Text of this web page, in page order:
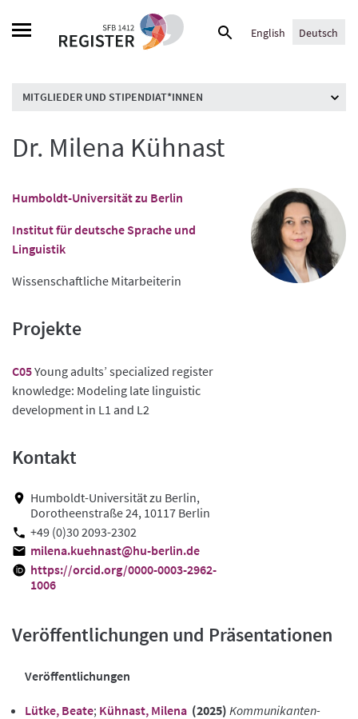
Suche
English Deutsch
MITGLIEDER UND STIPENDIAT*INNEN
Dr. Milena Kühnast
Humboldt-Universität zu Berlin
Institut für deutsche Sprache und
Linguistik
Wissenschaftliche Mitarbeiterin
Projekte
C05Young adults’ specialized register
knowledge: Modeling late linguistic
development in L1 and L2
Kontakt
Humboldt-Universität zu Berlin,
Dorotheenstraße 24, 10117 Berlin
+49 (0)30 2093-2302
milena.kuehnast@hu-berlin.de
https://orcid.org/0000-0003-2962-
1006
Veröffentlichungen und Präsentationen
Veröffentlichungen
Lütke, Beate; Kühnast, Milena (2025) Kommunikanten-